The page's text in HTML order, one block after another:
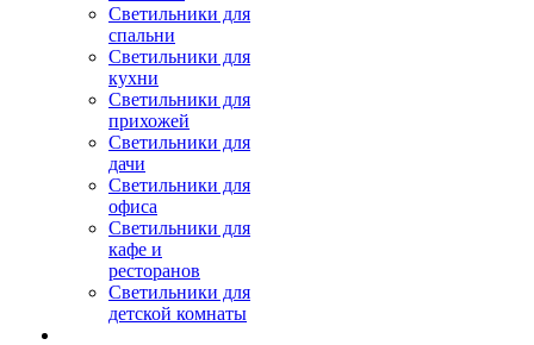
Светильники для
спальни
Светильники для
кухни
Светильники для
прихожей
Светильники для
дачи
Светильники для
офиса
Светильники для
кафе и
ресторанов
Светильники для
детской комнаты